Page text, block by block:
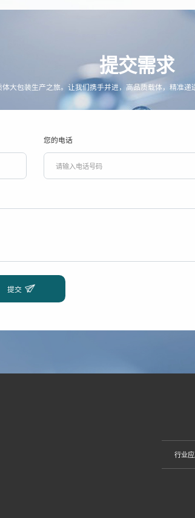
提交需求
大包装生产之旅。让我们携手并进，高品质载体，精准
您的电话
行业